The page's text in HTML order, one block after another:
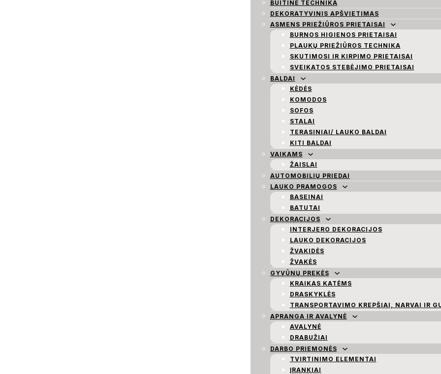
BUITINĖ TECHNIKA
DEKORATYVINIS APŠVIETIMAS
ASMENS PRIEŽIŪROS PRIETAISAI
BURNOS HIGIENOS PRIETAISAI
PLAUKŲ PRIEŽIŪROS TECHNIKA
SKUTIMOSI IR KIRPIMO PRIETAISAI
SVEIKATOS STEBĖJIMO PRIETAISAI
BALDAI
KĖDĖS
KOMODOS
SOFOS
STALAI
TERASINIAI/ LAUKO BALDAI
KITI BALDAI
VAIKAMS
ŽAISLAI
AUTOMOBILIŲ PRIEDAI
LAUKO PRAMOGOS
BASEINAI
BATUTAI
DEKORACIJOS
INTERJERO DEKORACIJOS
LAUKO DEKORACIJOS
ŽVAKIDĖS
ŽVAKĖS
GYVŪNŲ PREKĖS
KRAIKAS KATĖMS
DRASKYKLĖS
TRANSPORTAVIMO KREPŠIAI, NARVAI IR
APRANGA IR AVALYNĖ
AVALYNĖ
DRABUŽIAI
DARBO PRIEMONĖS
TVIRTINIMO ELEMENTAI
ĮRANKIAI